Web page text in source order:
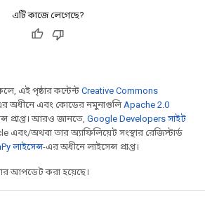
এটি কাজে লেগেছে?
এই পৃষ্ঠার কন্টেন্ট Creative Commons
অধীনে এবং কোডের নমুনাগুলিApache 2.0
প্রাপ্ত। আরও জানতে, Google Developers সাইট
এবং/অথবা তার অ্যাফিলিয়েট সংস্থার রেজিস্টার্ড
লাইসেন্স-এর অধীনে লাইসেন্স প্রাপ্ত।
আপডেট করা হয়েছে।